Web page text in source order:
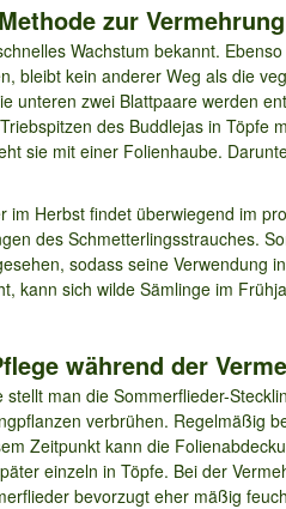
zur
Wachstum bekannt.
bleibt kein anderer Weg als die
unteren zwei Blattpaare werden
des Buddlejas in
sie mit einer Folienhaube.
im Herbst findet überwiegend im
des Schmetterlingsstrauches.
sodass seine Verwendung
kann sich wilde Sämlinge im
während der
man die Sommerflieder-
verbrühen. Regelmäßig
Zeitpunkt kann die
einzeln in Töpfe. Bei der
bevorzugt eher mäßig